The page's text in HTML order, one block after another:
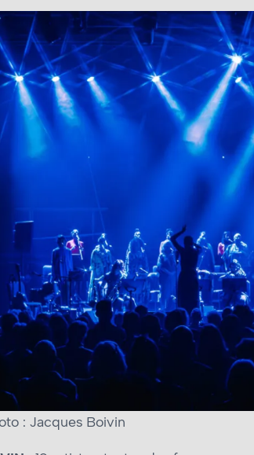
: Jacques Boivin